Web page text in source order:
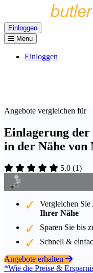
Einloggen
Menu
Einloggen
Angebote vergleichen für
Einlagerung
in der Nähe von
5.0 (1)
Vergleichen
Ihrer Nähe
Sparen Sie bis
Schnell &
Angebote erhalten
*Wie die Preise &